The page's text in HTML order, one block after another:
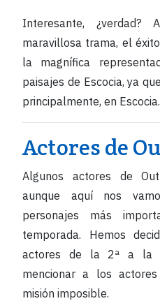
Interesante,
maravillosa trama, el
la magnífica
paisajes de Escocia, ya
principalmente, en Escocia.
Actores de
Algunos actores de
aunque aquí nos
personajes más
temporada. Hemos
actores de la 2ª a la
mencionar a los
misión imposible.